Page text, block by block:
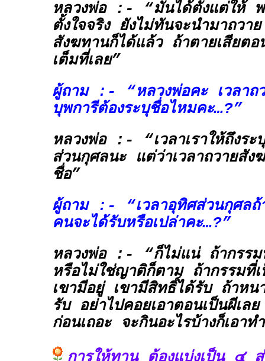
หลวงพ่อ :- “มันได้ตั้งแต่ให้ พ
ตั้งใจจริง ยังไม่ทันจะนำมาถวา
สังฆทานก็ได้แล้ว ถ้าตายเสียต
เต็มที่เลย”
ผู้ถาม :- “หลวงพ่อคะ เวลาถ
บุพการีต้องระบุชื่อไหมคะ…?”
หลวงพ่อ :- “เวลาเราให้ถึงระ
ส่วนกุศลนะ แต่ว่าเวลาถวายสัง
ชื่อ”
ผู้ถาม :- “เวลาอุทิศส่วนกุศลถ้
คนจะได้รับหรือเปล่าคะ…?”
หลวงพ่อ :- “ก็ไม่แน่ ถ้ากรรม
หรือไม่ใช่ญาติก็ตาม ถ้ากรรมที่
เขามีอยู่ เขามีสิทธิ์ได้รับ ถ้าหน
รับ อย่าไปคอยเอาตอนเป็นผีเล
ก่อนเถอะ จะกินอะไรบ้างก็เอาท